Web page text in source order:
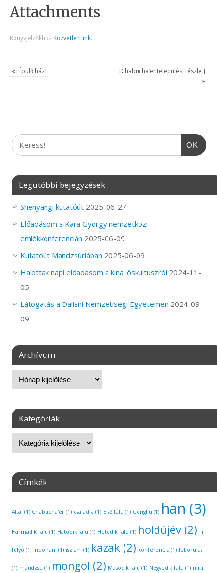
Attachments
Könyvjelzőkhöz Közvetlen link.
« [Épülő ház]
[Chabucha’er település, részlet]
»
OK
Legutóbbi bejegyzések
Shenyangi kutatóút 2025-06-27
Előadásom a Kara György nemzetközi
emlékkonferencián 2025-06-09
Kutatóút Mandzsúriában 2025-06-09
Halottak napi előadásom a kínai őskultuszról 2024-11-
05
Látogatás a Daliani Nemzetiségi Egyetemen 2024-09-
09
Archívum
Kategóriák
Címkék
Altaj (1) Chabucha'er(1) családfa (1) Első falu (1) Gongliu (1) han (3)
Harmadik falu (1) Hatodik falu (1) Hetedik falu (1) holdújév(2) Ili
folyó (1) indoiráni (1) iszlám (1) kazak(2) konferencia (1) leborulás
(1) mandzsu (1) mongol (2) Második falu (1) Negyedik falu (1) niru